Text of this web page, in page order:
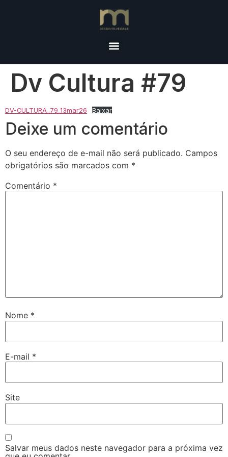
Dv Cultura #79
DV-CULTURA_79_13mar26 Baixar
Deixe um comentário
O seu endereço de e-mail não será publicado. Campos
obrigatórios são marcados com *
Comentário *
Nome *
E-mail *
Site
Salvar meus dados neste navegador para a próxima vez